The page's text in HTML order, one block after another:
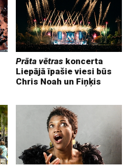
Prāta vētras koncerta
Liepājā īpašie viesi būs
Chris Noah un Fiņķis